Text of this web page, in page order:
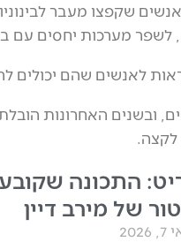
אנשים שקפצו מעבר
לשפר מערכות יחסים עם
לאנשים שהם יכולים
ובשנים האחרונות
לקצה.
התכונה
של מירב דיין